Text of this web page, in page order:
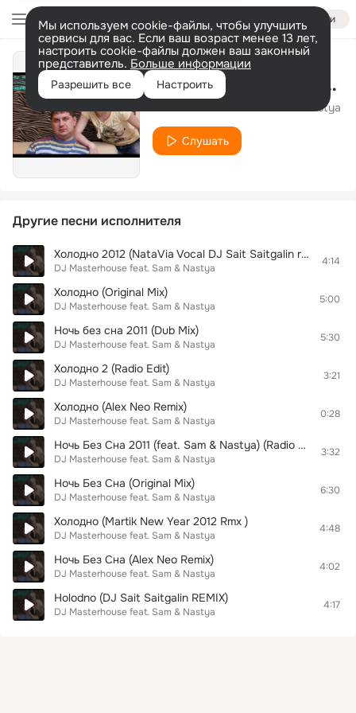
Войти
Мы используем cookie-файлы, чтобы улучшить
сервисы для вас. Если ваш возраст менее 13 лет,
настроить cookie-файлы должен ваш законный
представитель. Больше информации
Разрешить все Настроить Ночь без сна (Ночное Движение Project Remix)
DJ Masterhouse feat. Sam & Nastya
Слушать
Другие песни исполнителя
Холодно 2012 (NataVia Vocal DJ Sait Saitgalin remix)
DJ Masterhouse feat. Sam & Nastya
4:14
Холодно (Original Mix)
DJ Masterhouse feat. Sam & Nastya
5:00
Ночь без сна 2011 (Dub Mix)
DJ Masterhouse feat. Sam & Nastya
5:30
Холодно 2 (Radio Edit)
DJ Masterhouse feat. Sam & Nastya
3:21
Холодно (Alex Neo Remix)
DJ Masterhouse feat. Sam & Nastya
0:28
Ночь Без Сна 2011 (feat. Sam & Nastya) (Radio Edit)
DJ Masterhouse feat. Sam & Nastya
3:32
Ночь Без Сна (Original Mix)
DJ Masterhouse feat. Sam & Nastya
6:30
Холодно (Martik New Year 2012 Rmx )
DJ Masterhouse feat. Sam & Nastya
4:48
Ночь Без Сна (Alex Neo Remix)
DJ Masterhouse feat. Sam & Nastya
4:02
Holodno (DJ Sait Saitgalin REMIX)
DJ Masterhouse feat. Sam & Nastya
4:17